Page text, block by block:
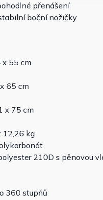
přenášení
boční nožičky
x 55 cm
65 cm
x 75 cm
12,26 kg
210D s pěnovou
360 stupňů